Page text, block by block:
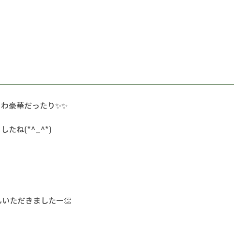
豪華だったり✨✨
したね(*^_^*)
ただきましたー👏